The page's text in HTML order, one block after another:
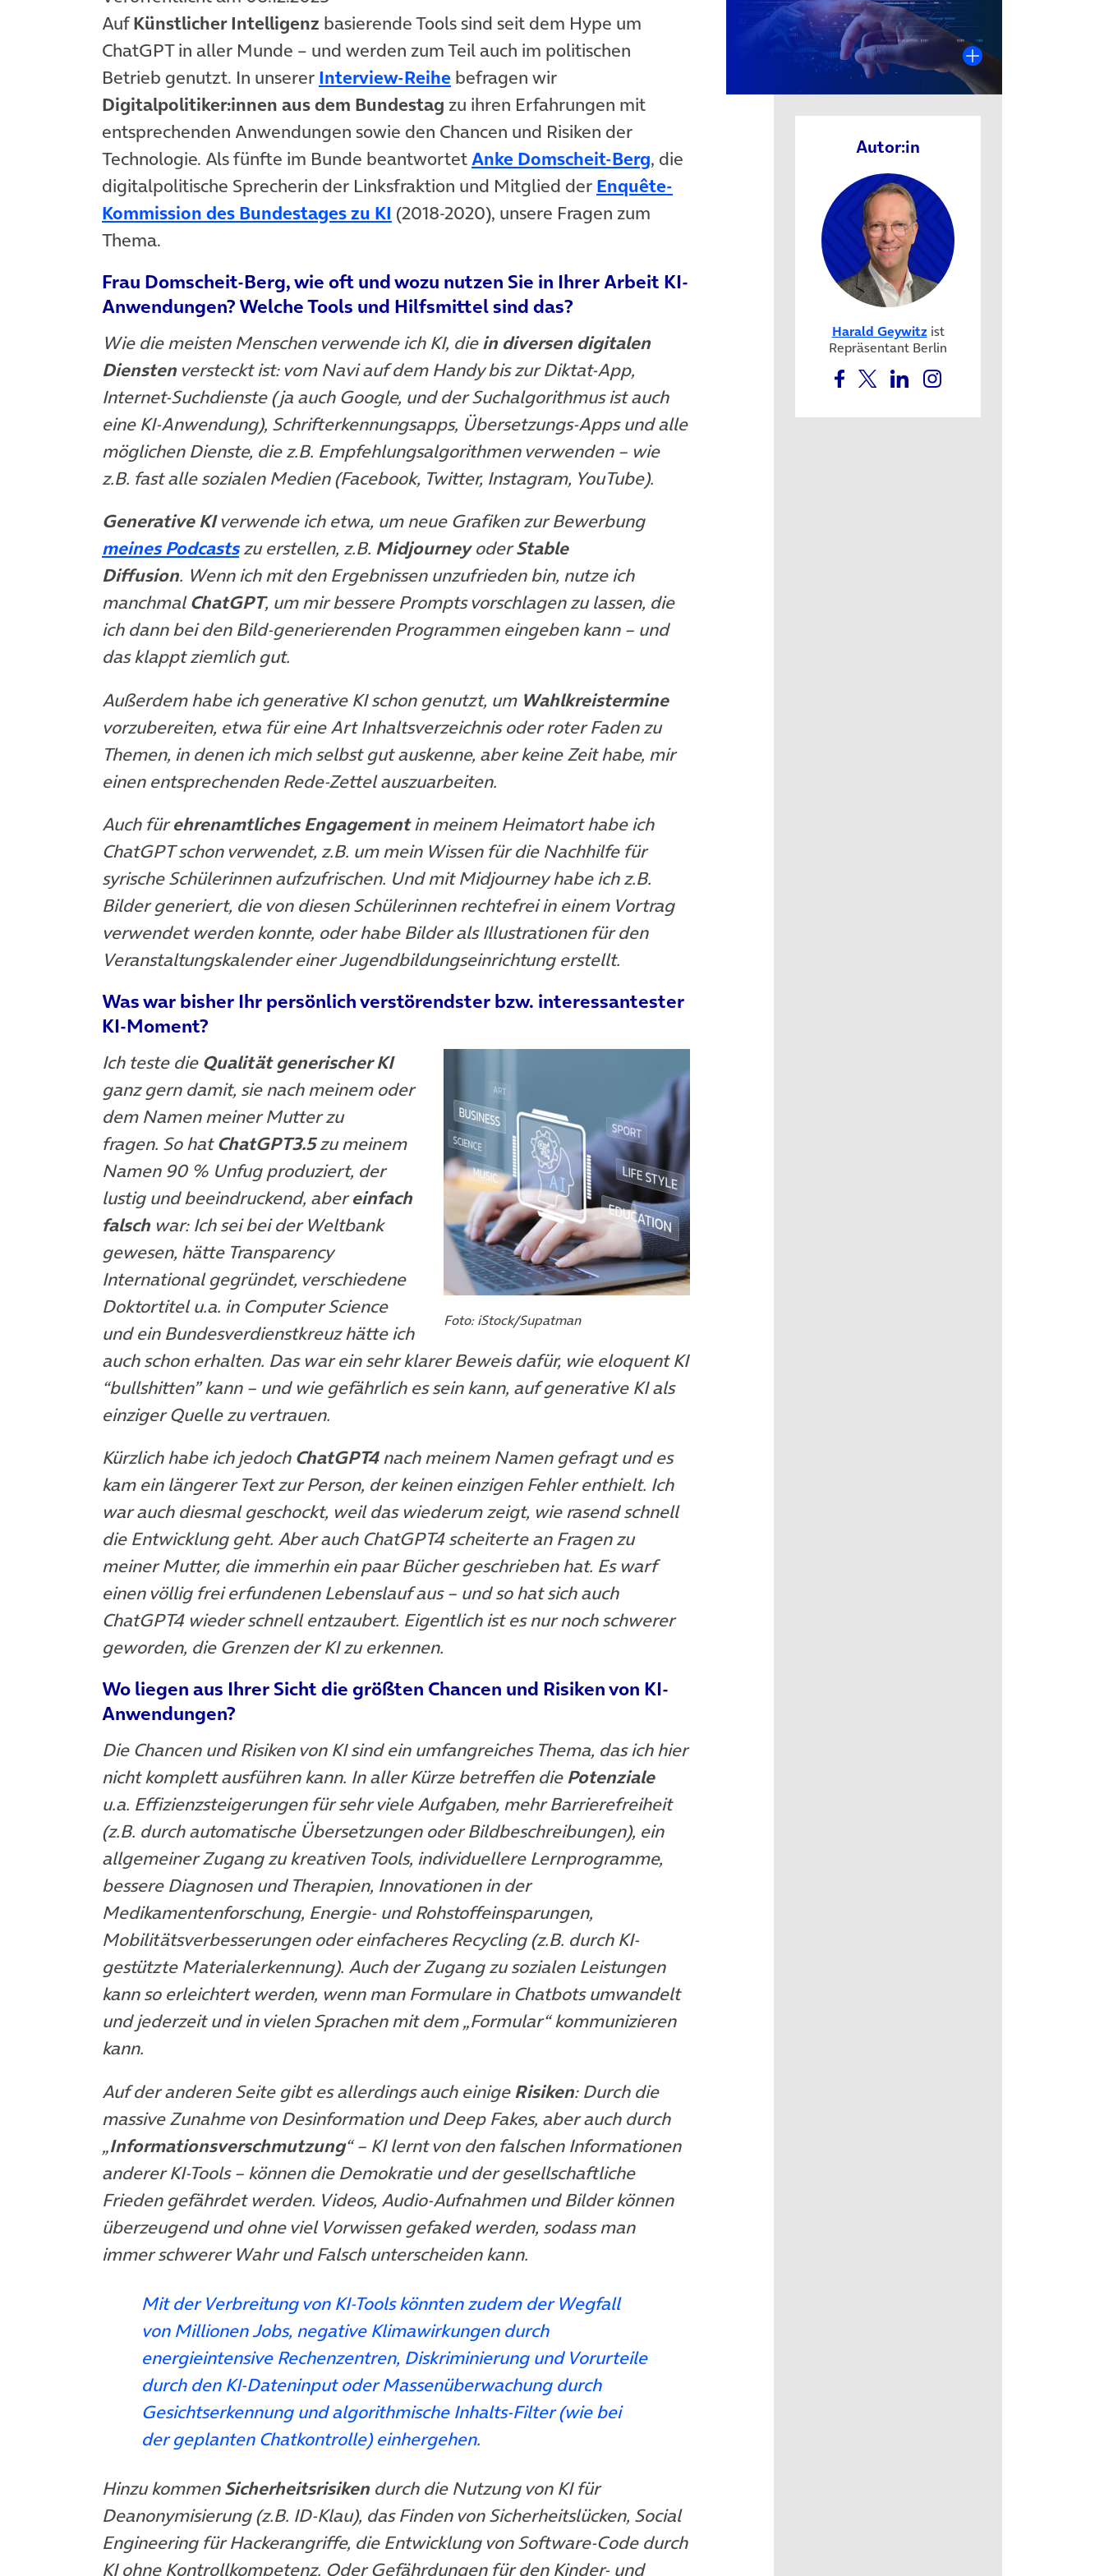
AufKünstlicher Intelligenz basierende Tools sind seit dem Hype um
ChatGPT in aller Munde – und werden zum Teil auch im politischen
Betrieb genutzt. In unserer Interview-Reihe(öffnet in neuem Tab)
befragen wir
Digitalpolitiker:innen aus dem Bundestag zu ihren Erfahrungen mit
entsprechenden Anwendungen sowie den Chancen und Risiken der
Technologie. Als fünfte im Bunde beantwortetAnke Domscheit-Berg(öffnet in neuem Tab)
, die
digitalpolitische Sprecherin der Linksfraktion und Mitglied der Enquête-
Kommission des Bundestages zu KI (öffnet in neuem Tab)
(2018-2020), unsere Fragen zum
Thema.
Frau Domscheit-Berg, wie oft und wozu nutzen Sie in Ihrer Arbeit KI-
Anwendungen? Welche Tools und Hilfsmittel sind das?
Wie die meisten Menschen verwende ich KI, diein diversen digitalen
Diensten versteckt ist: vom Navi auf dem Handy bis zur Diktat-App,
Internet-Suchdienste (ja auch Google, und der Suchalgorithmus ist auch
eine KI-Anwendung), Schrifterkennungsapps, Übersetzungs-Apps und alle
möglichen Dienste, die z.B. Empfehlungsalgorithmen verwenden – wie
z.B. fast alle sozialen Medien (Facebook, Twitter, Instagram, YouTube).
Generative KIverwende ich etwa, um neue Grafiken zur Bewerbung
meines Podcasts(öffnet in neuem Tab)
zu erstellen, z.B. MidjourneyoderStable
Diffusion. Wenn ich mit den Ergebnissen unzufrieden bin, nutze ich
manchmalChatGPT, um mir bessere Prompts vorschlagen zu lassen, die
ich dann bei den Bild-generierenden Programmen eingeben kann – und
das klappt ziemlich gut.
Außerdem habe ich generative KI schon genutzt, um Wahlkreistermine
vorzubereiten, etwa für eine Art Inhaltsverzeichnis oder roter Faden zu
Themen, in denen ich mich selbst gut auskenne, aber keine Zeit habe, mir
einen entsprechenden Rede-Zettel auszuarbeiten.
Auch fürehrenamtliches Engagementin meinem Heimatort habe ich
ChatGPT schon verwendet, z.B. um mein Wissen für die Nachhilfe für
syrische Schülerinnen aufzufrischen. Und mit Midjourney habe ich z.B.
Bilder generiert, die von diesen Schülerinnen rechtefrei in einem Vortrag
verwendet werden konnte, oder habe Bilder als Illustrationen für den
Veranstaltungskalender einer Jugendbildungseinrichtung erstellt.
Was war bisher Ihr persönlich verstörendster bzw. interessantester
KI-Moment?
Foto: iStock/Supatman
Ich teste die Qualität generischer KI
ganz gern damit, sie nach meinem oder
dem Namen meiner Mutter zu
fragen. So hatChatGPT3.5zu meinem
Namen 90 % Unfug produziert, der
lustig und beeindruckend, abereinfach
falsch war: Ich sei bei der Weltbank
gewesen, hätte Transparency
International gegründet, verschiedene
Doktortitel u.a. in Computer Science
und ein Bundesverdienstkreuz hätte ich
auch schon erhalten. Das war ein sehr klarer Beweis dafür, wie eloquent KI
“bullshitten” kann – und wie gefährlich es sein kann, auf generative KI als
einziger Quelle zu vertrauen.
Kürzlich habe ich jedoch ChatGPT4nach meinem Namen gefragt und es
kam ein längerer Text zur Person, der keinen einzigen Fehler enthielt. Ich
war auch diesmal geschockt, weil das wiederum zeigt, wie rasend schnell
die Entwicklung geht. Aber auch ChatGPT4 scheiterte an Fragen zu
meiner Mutter, die immerhin ein paar Bücher geschrieben hat. Es warf
einen völlig frei erfundenen Lebenslauf aus – und so hat sich auch
ChatGPT4 wieder schnell entzaubert. Eigentlich ist es nur noch schwerer
geworden, die Grenzen der KI zu erkennen.
Wo liegen aus Ihrer Sicht die größten Chancen und Risiken von KI-
Anwendungen?
Die Chancen und Risiken von KI sind ein umfangreiches Thema, das ich hier
nicht komplett ausführen kann. In aller Kürze betreffen diePotenziale
u.a. Effizienzsteigerungen für sehr viele Aufgaben, mehr Barrierefreiheit
(z.B. durch automatische Übersetzungen oder Bildbeschreibungen), ein
allgemeiner Zugang zu kreativen Tools, individuellere Lernprogramme,
bessere Diagnosen und Therapien, Innovationen in der
Medikamentenforschung, Energie- und Rohstoffeinsparungen,
Mobilitätsverbesserungen oder einfacheres Recycling (z.B. durch KI-
gestützte Materialerkennung). Auch der Zugang zu sozialen Leistungen
kann so erleichtert werden, wenn man Formulare in Chatbots umwandelt
und jederzeit und in vielen Sprachen mit dem „Formular“ kommunizieren
kann.
Auf der anderen Seite gibt es allerdings auch einigeRisiken: Durch die
massive Zunahme von Desinformation und Deep Fakes, aber auch durch
„Informationsverschmutzung“ – KI lernt von den falschen Informationen
anderer KI-Tools – können die Demokratie und der gesellschaftliche
Frieden gefährdet werden. Videos, Audio-Aufnahmen und Bilder können
überzeugend und ohne viel Vorwissen gefaked werden, sodass man
immer schwerer Wahr und Falsch unterscheiden kann.
Mit der Verbreitung von KI-Tools könnten zudem der Wegfall
von Millionen Jobs, negative Klimawirkungen durch
energieintensive Rechenzentren, Diskriminierung und Vorurteile
durch den KI-Dateninput oder Massenüberwachung durch
Gesichtserkennung und algorithmische Inhalts-Filter (wie bei
der geplanten Chatkontrolle) einhergehen.
Hinzu kommenSicherheitsrisiken durch die Nutzung von KI für
Deanonymisierung (z.B. ID-Klau), das Finden von Sicherheitslücken, Social
Engineering für Hackerangriffe, die Entwicklung von Software-Code durch
KI ohne Kontrollkompetenz. Oder Gefährdungen für den Kinder- und
Autor:in
Harald Geywitzist
Repräsentant Berlin